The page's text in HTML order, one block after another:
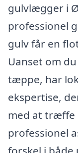
gulvlægger i
professionel
gulv får en
Uanset om
tæppe, har
ekspertise,
med at træffe
professionel